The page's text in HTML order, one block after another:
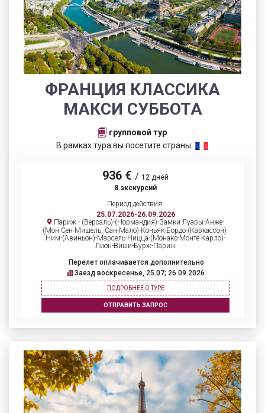
ФРАНЦИЯ КЛАССИКА
МАКСИ СУББОТА
групповой тур
В рамках тура вы посетите страны:
936 € / 12 дней
8 экскурсий
Период действия:
25.07.2026-26.09.2026
Париж - (Версаль)-(Нормандия)-Замки Луары-Анже-
(Мон Сен-Мишель, Сан-Мало)-Коньяк-Бордо-(Каркассон)-
Ним-(Авиньон)-Марсель-Ницца-(Монако-Монте Карло)-
Лион-Виши-Бурж-Париж
Перелет оплачивается дополнительно
Заезд воскресенье, 25.07; 26.09.2026
ПОДРОБНЕЕ О ТУРЕ
ОТПРАВИТЬ ЗАПРОС